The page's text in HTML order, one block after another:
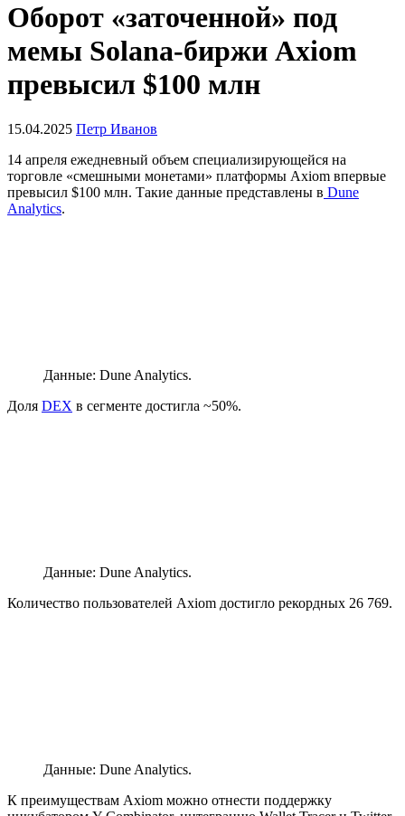
Оборот «заточенной» под
мемы Solana-биржи Axiom
превысил $100 млн
15.04.2025 Петр Иванов
14 апреля ежедневный объем специализирующейся на
торговле «смешными монетами» платформы Axiom впервые
превысил $100 млн. Такие данные представлены в Dune
Analytics.
Данные: Dune Analytics.
Доля DEX в сегменте достигла ~50%.
Данные: Dune Analytics.
Количество пользователей Axiom достигло рекордных 26 769.
Данные: Dune Analytics.
К преимуществам Axiom можно отнести поддержку